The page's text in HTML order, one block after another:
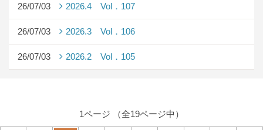
26/07/03 2026.4 Vol．107
26/07/03 2026.3 Vol．106
26/07/03 2026.2 Vol．105
1ページ （全19ページ中）